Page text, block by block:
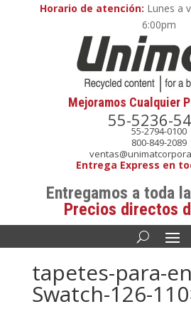
Horario de atención: Lunes a
6:00pm
Mejoramos Cualquier
55-5236-
55-2794-0100
800-849-2089
Entrega Express en
Entregamos a toda
Precios directos
tapetes-para-
Swatch-126-